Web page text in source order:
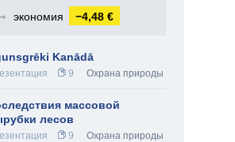
экономия −4,48 €
Kanādā
9 Охрана природы
массовой
лесов
9 Охрана природы